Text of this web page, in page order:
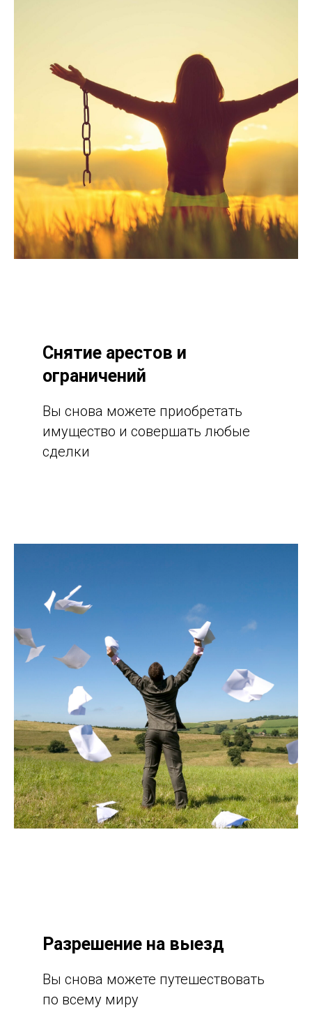
Снятие арестов и
ограничений
Вы снова можете приобретать
имущество и совершать любые
сделки
Разрешение на выезд
Вы снова можете путешествовать
по всему миру
Банкротство влечет негативные
последствия,
в том числе ограничения на получение
кредита и повторное банкротство в
течение пяти лет. Предварительно
обратитесь к своему кредитору и в МФЦ